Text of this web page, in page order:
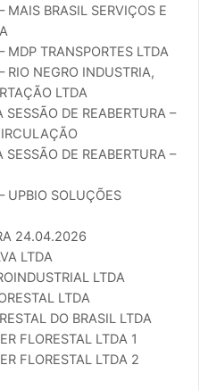
BRASIL SERVIÇOS E
TRANSPORTES LTDA
NEGRO INDUSTRIA,
LTDA
DE REABERTURA –
DE REABERTURA –
UPBIO SOLUÇÕES
24.04.2026
LTDA
LTDA
LTDA
DO BRASIL LTDA
FLORESTAL LTDA 1
FLORESTAL LTDA 2